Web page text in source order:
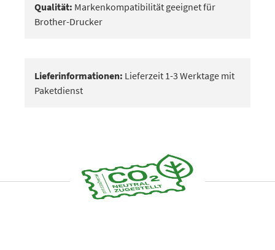
Qualität: Markenkompatibilität geeignet für
Brother-Drucker
Lieferinformationen: Lieferzeit 1-3 Werktage mit
Paketdienst